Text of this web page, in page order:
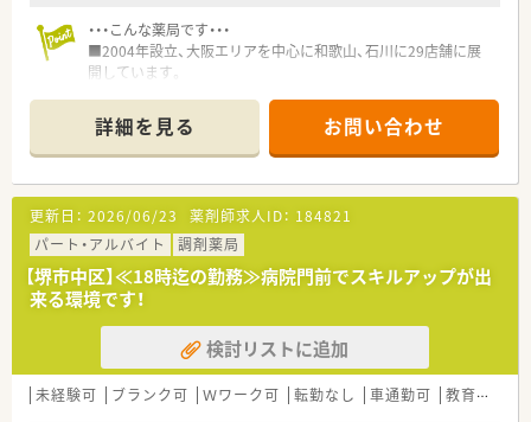
・・・こんな薬局です・・・
■2004年設立、大阪エリアを中心に和歌山、石川に29店舗に展
開しています。
です。
■出店形態はマンツーマン型が多く、患者様のご家族各世代から
処方箋を応需する地域密着型の薬局です。
■エリア制を取られており、各エリアにマネージャーがいらっし
ゃるので、何かあった際も安心出来る環境です。
■全店で統一して在宅業務のノウハウを生かせるよう取り組ま
れています。
■施設様との関係性も非常に良好ですので、
往診同行・カンファレンスなどもスムーズに行えます。
■平均年齢は、40代中盤となり落ち着いた店舗が多い印象です。
・・・こんな方におすすめ！・・・
■お子様の関係で急なお休みが発生する可能性があり、
ヘルプ体制の整った環境で働きたい方！
詳細を見る お問い合わせ
更新日： 2026/06/23 薬剤師求人ID： 184821
パート・アルバイト
調剤薬局
【堺市中区】≪18時迄の勤務≫病院門前でスキルアップが出
来る環境です！
検討リストに追加
未経験可 ブランク可 Ｗワーク可 転勤なし 車通勤可 教育制度あり